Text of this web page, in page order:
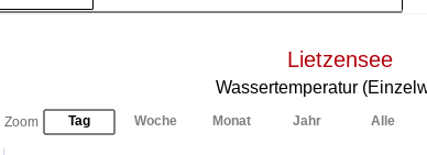
Lietzensee
Wassertemperatur
Zoom Tag Woche Monat Jahr Alle